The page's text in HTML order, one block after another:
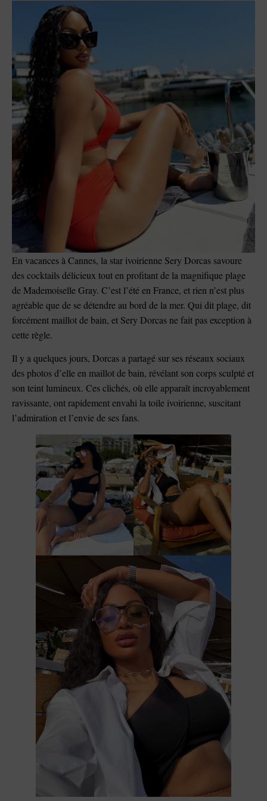
En vacances à Cannes, la star ivoirienne Sery Dorcas savoure
des cocktails délicieux tout en profitant de la magnifique plage
de Mademoiselle Gray. C’est l’été en France, et rien n’est plus
agréable que de se détendre au bord de la mer. Qui dit plage, dit
forcément maillot de bain, et Sery Dorcas ne fait pas exception à
cette règle.
Il y a quelques jours, Dorcas a partagé sur ses réseaux sociaux
des photos d’elle en maillot de bain, révélant son corps sculpté et
son teint lumineux. Ces clichés, où elle apparaît incroyablement
ravissante, ont rapidement envahi la toile ivoirienne, suscitant
l’admiration et l’envie de ses fans.